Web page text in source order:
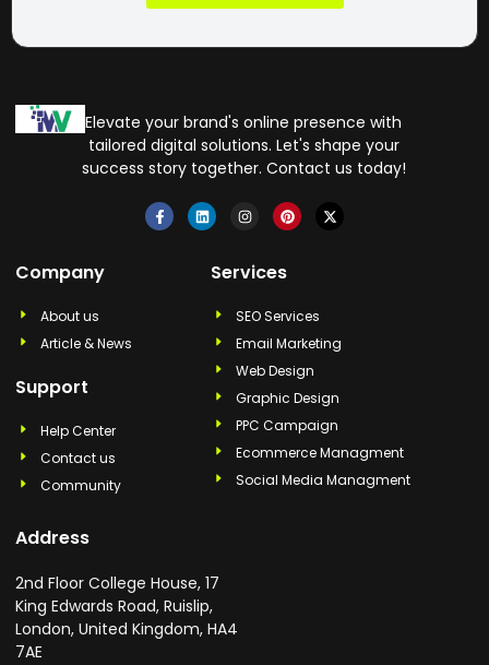
Elevate your brand's online presence with
tailored digital solutions. Let's shape your
success story together. Contact us today!
Company
About us
Article & News
Support
Help Center
Contact us
Community
Services
SEO Services
Email Marketing
Web Design
Graphic Design
PPC Campaign
Ecommerce Managment
Social Media Managment
Address
2nd Floor College House, 17
King Edwards Road, Ruislip,
London, United Kingdom, HA4
7AE